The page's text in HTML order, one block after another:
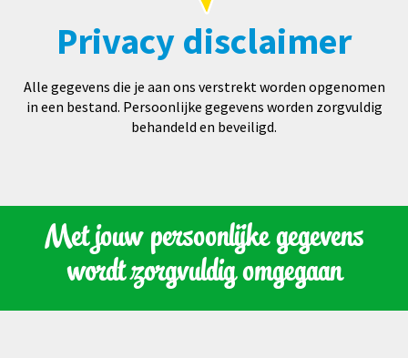
Privacy disclaimer
Alle gegevens die je aan ons verstrekt worden opgenomen
in een bestand. Persoonlijke gegevens worden zorgvuldig
behandeld en beveiligd.
Met jouw persoonlijke gegevens
wordt zorgvuldig omgegaan